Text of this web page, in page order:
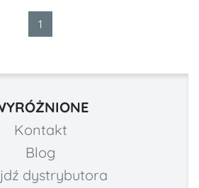
1
Kontakt
Blog
dystrybutora